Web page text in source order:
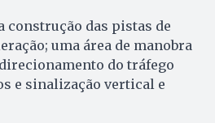
construção das pistas de
uma área de manobra
do tráfego
e sinalização vertical e